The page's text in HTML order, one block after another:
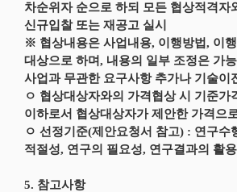
차순위자 순으로 하되 모든 협상적격자
신규입찰 또는 재공고 실시
※ 협상내용은 사업내용, 이행방법, 이
대상으로 하며, 내용의 일부 조정은 가
사업과 무관한 요구사항 추가나 기술이
ㅇ 협상대상자와의 가격협상 시 기준가
이하로서 협상대상자가 제안한 가격으
ㅇ 선정기준(제안요청서 참고) : 연구수
적절성, 연구의 필요성, 연구결과의 활
5. 참고사항